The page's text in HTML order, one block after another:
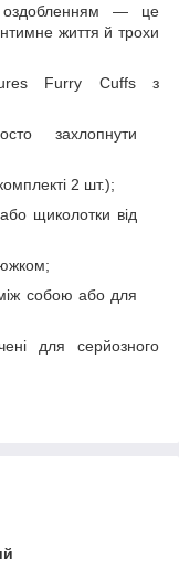
оздобленням — це
життя й трохи
Furry Cuffs з
захлопнути
2 шт.);
щиколотки від
між собою або для
для серйозного